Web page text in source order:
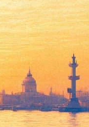
жизнь домашних
русским,